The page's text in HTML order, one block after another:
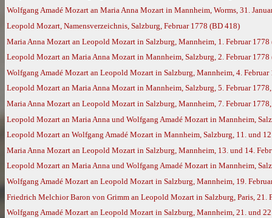
Wolfgang Amadé Mozart an Maria Anna Mozart in Mannheim, Worms, 31.
Leopold Mozart, Namensverzeichnis, Salzburg, Februar 1778 (BD 418)
Maria Anna Mozart an Leopold Mozart in Salzburg, Mannheim, 1. Februar 1778
Leopold Mozart an Maria Anna Mozart in Mannheim, Salzburg, 2. Februar 1778
Wolfgang Amadé Mozart an Leopold Mozart in Salzburg, Mannheim, 4.
Leopold Mozart an Maria Anna Mozart in Mannheim, Salzburg, 5. Februar
Maria Anna Mozart an Leopold Mozart in Salzburg, Mannheim, 7. Februar
Leopold Mozart an Maria Anna und Wolfgang Amadé Mozart in Mannheim,
Leopold Mozart an Wolfgang Amadé Mozart in Mannheim, Salzburg, 11. und
Maria Anna Mozart an Leopold Mozart in Salzburg, Mannheim, 13. und 14.
Leopold Mozart an Maria Anna und Wolfgang Amadé Mozart in Mannheim,
Wolfgang Amadé Mozart an Leopold Mozart in Salzburg, Mannheim, 19.
Friedrich Melchior Baron von Grimm an Leopold Mozart in Salzburg, Paris, 21.
Wolfgang Amadé Mozart an Leopold Mozart in Salzburg, Mannheim, 21. und